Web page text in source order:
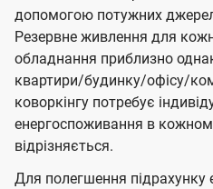
допомогою потужних
Резервне живлення для
обладнання приблизно
квартири/будинку/офісу/
коворкінгу потребує
енергоспоживання в
відрізняється.
Для полегшення підрахунку